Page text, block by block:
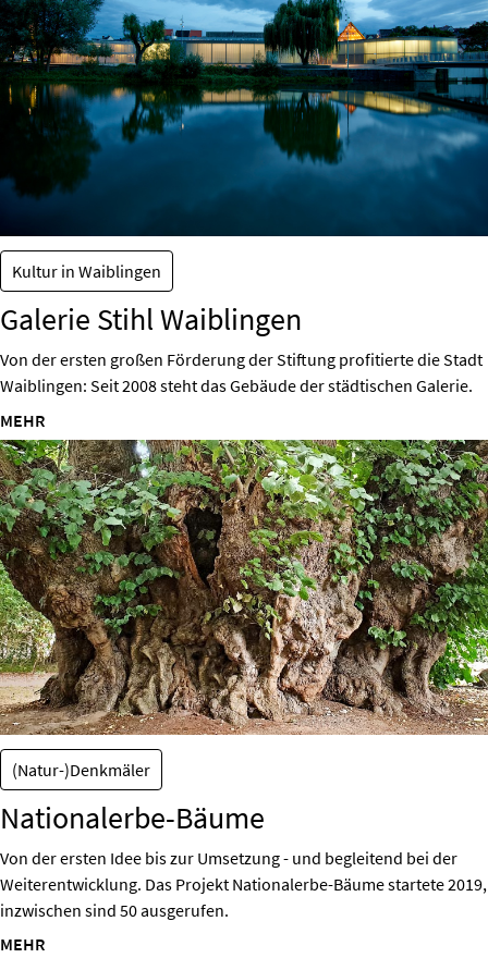
Kultur in Waiblingen
Galerie Stihl Waiblingen
Von der ersten großen Förderung der Stiftung profitierte die Stadt
Waiblingen: Seit 2008 steht das Gebäude der städtischen Galerie.
MEHR
(Natur-)Denkmäler
Nationalerbe-Bäume
Von der ersten Idee bis zur Umsetzung - und begleitend bei der
Weiterentwicklung. Das Projekt Nationalerbe-Bäume startete 2019,
inzwischen sind 50 ausgerufen.
MEHR